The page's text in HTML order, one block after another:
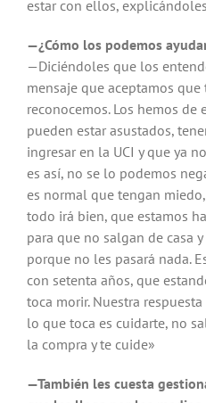
estar con ellos,
—¿Cómo los podemos
—Diciéndoles que los
mensaje que aceptamos
reconocemos. Los hemos de
pueden estar asustados,
ingresar en la UCI y que ya
es así, no se lo podemos
es normal que tengan
todo irá bien, que estamos
para que no salgan de casa
porque no les pasará nada.
con setenta años, que
toca morir. Nuestra
lo que toca es cuidarte, no
la compra y te cuide»
—También les cuesta